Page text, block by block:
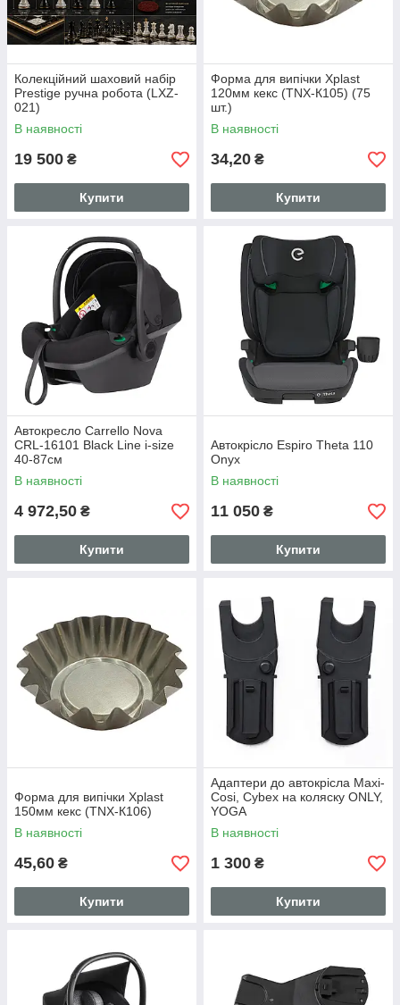
Колекційний шаховий набір
Prestige ручна робота (LXZ-
021)
В наявності
19 500 ₴
Купити
Форма для випічки Xplast
120мм кекс (TNX-К105) (75
шт.)
В наявності
34,20 ₴
Купити
Автокресло Carrello Nova
CRL-16101 Black Line i-size
40-87см
В наявності
4 972,50 ₴
Купити
Автокрісло Espiro Theta 110
Onyx
В наявності
11 050 ₴
Купити
Форма для випічки Xplast
150мм кекс (TNX-К106)
В наявності
45,60 ₴
Купити
Адаптери до автокрісла Maxi-
Cosi, Cybex на коляску ONLY,
YOGA
В наявності
1 300 ₴
Купити